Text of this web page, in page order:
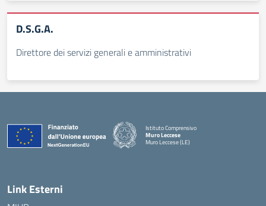
D.S.G.A.
Direttore dei servizi generali e amministrativi
Istituto Comprensivo
Muro Leccese
Muro Leccese (LE)
Link Esterni